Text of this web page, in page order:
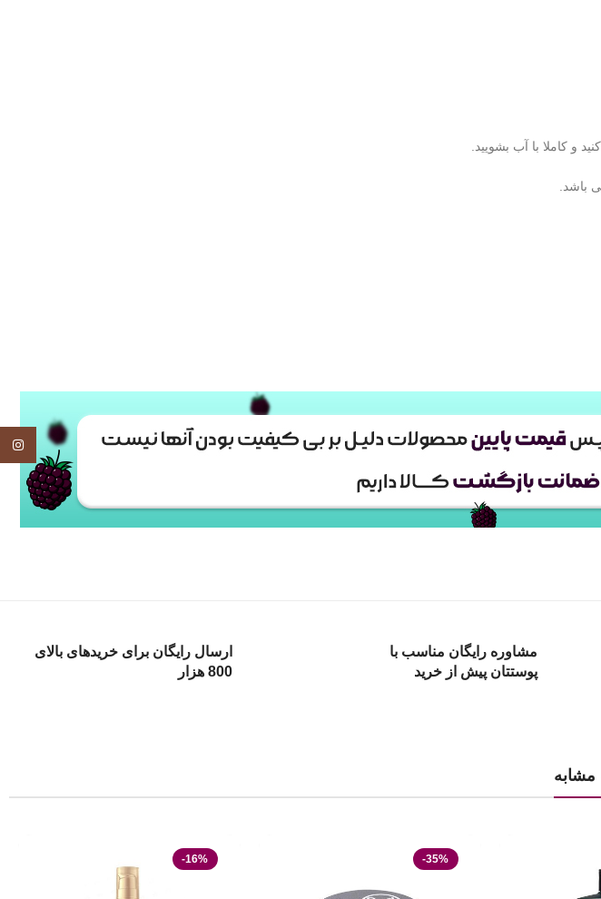
باشد.
مشاوره رایگان مناسب با
پوستتان پیش از خرید
ارسال رایگان برای خریدهای بالای
800 هزار
-35%
-16%